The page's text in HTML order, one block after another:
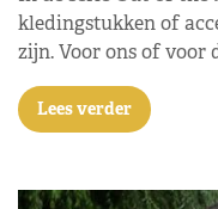
kledingstukken of
zijn. Voor ons of voor
Lees verder